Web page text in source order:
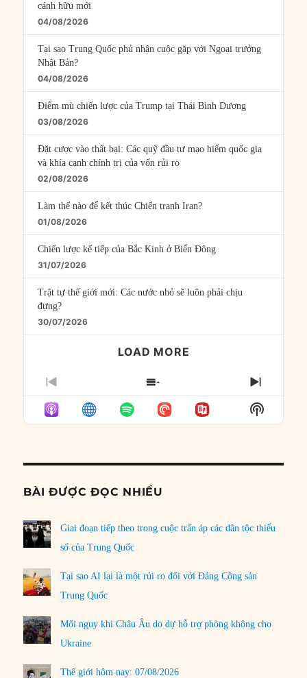
cánh hữu mới
04/08/2026
Tại sao Trung Quốc phủ nhận cuộc gặp với Ngoại trưởng
Nhật Bản?
04/08/2026
Điểm mù chiến lược của Trump tại Thái Bình Dương
03/08/2026
Đặt cược vào thất bại: Các quỹ đầu tư mạo hiểm quốc gia
và khía cạnh chính trị của vốn rủi ro
02/08/2026
Làm thế nào để kết thúc Chiến tranh Iran?
01/08/2026
Chiến lược kế tiếp của Bắc Kinh ở Biển Đông
31/07/2026
Trật tự thế giới mới: Các nước nhỏ sẽ luôn phải chịu
đựng?
30/07/2026
LOAD MORE
PREVIOUS
EPISODE
SHOW
EPISODES
LIST
NEXT
Show
Podcast
BÀI ĐƯỢC ĐỌC NHIỀU
Giai đoạn tiếp theo trong cuộc trấn áp các dân tộc thiểu
số của Trung Quốc
Tại sao AI lại là một rủi ro đối với Đảng Cộng sản
Trung Quốc
Mối nguy khi Châu Âu do dự hỗ trợ phòng không cho
Ukraine
Thế giới hôm nay: 07/08/2026